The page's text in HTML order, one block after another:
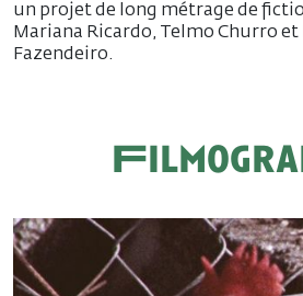
un projet de long métrage de
Mariana Ricardo, Telmo Churro et
Fazendeiro.